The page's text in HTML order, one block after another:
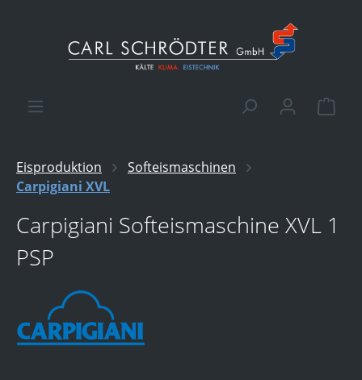
Eisproduktion
Softeismaschinen
Carpigiani XVL
Carpigiani Softeismaschine XVL 1
PSP